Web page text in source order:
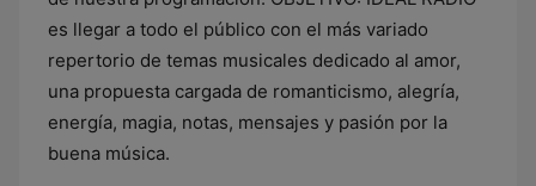
es llegar a todo el público con el más variado
repertorio de temas musicales dedicado al amor,
una propuesta cargada de romanticismo, alegría,
energía, magia, notas, mensajes y pasión por la
buena música.